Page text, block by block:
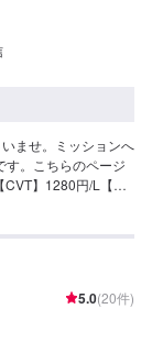
ませ。ミッションへ
す。こちらのページ
CVT】1280円/L【交
5.0(20件)